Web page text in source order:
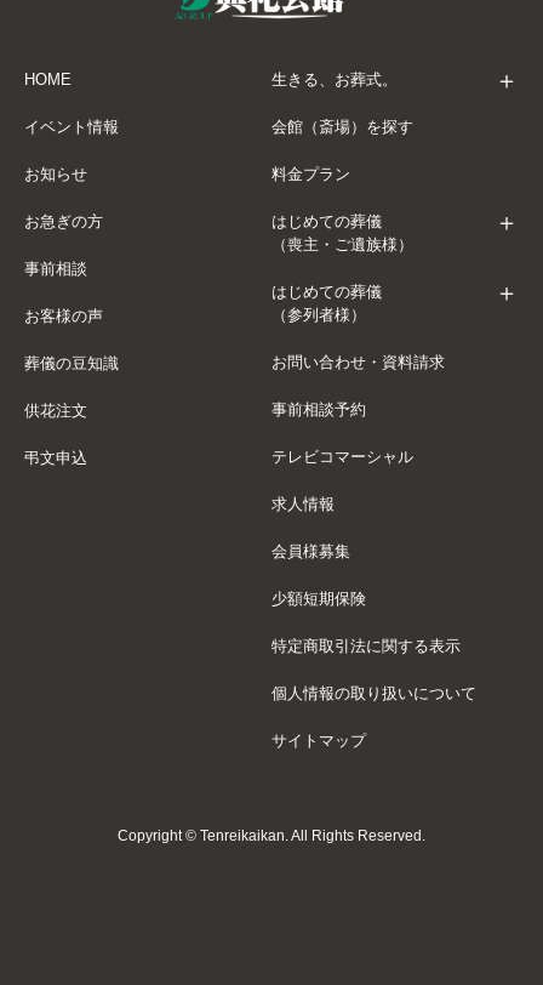
HOME
イベント情報
お知らせ
お急ぎの方
事前相談
お客様の声
葬儀の豆知識
供花注文
弔文申込
生きる、お葬式。
会館（斎場）を探す
料金プラン
はじめての葬儀
（喪主・ご遺族様）
はじめての葬儀
（参列者様）
お問い合わせ・資料請求
事前相談予約
テレビコマーシャル
求人情報
会員様募集
少額短期保険
特定商取引法に関する表示
個人情報の取り扱いについて
サイトマップ
Copyright © Tenreikaikan. All Rights Reserved.